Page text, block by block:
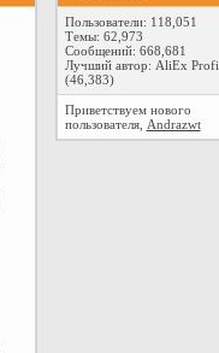
Пользователи: 118,051
Темы: 62,973
Сообщений: 668,681
Лучший автор: AliEx Profi
(46,383)
Приветствуем нового
пользователя, Andrazwt